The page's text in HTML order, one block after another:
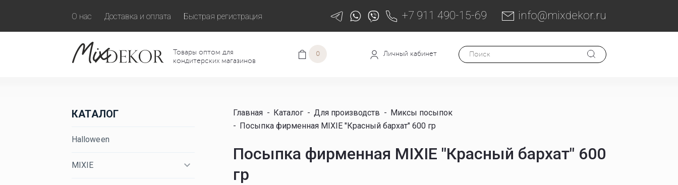
О нас Доставка и оплата Быстрая регистрация +7 911 490-15-69 info@mixdekor.ru
Товары оптом для
кондитерских магазинов
0 Личный кабинет
КАТАЛОГ
Halloween
MIXIE
Главная - Каталог - Для производств - Миксы посыпок
- Посыпка фирменная MIXIE "Красный бархат" 600 гр
Посыпка фирменная MIXIE "Красный бархат" 600
гр